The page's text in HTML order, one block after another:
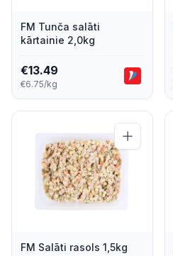
FM Tunča salāti
kārtainie 2,0kg
€13.49
€6.75/kg
FM Salāti rasols 1,5kg